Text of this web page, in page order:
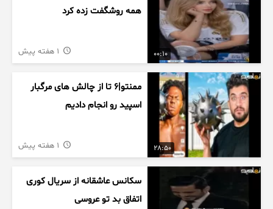
00:10
همه روشگفت زده کرد
28:50
ممنتو|۶ تا از چالش های مرگبار
اسپید رو انجام دادیم
سکانس عاشقانه از سریال کوری
اتفاق بد تو عروسی